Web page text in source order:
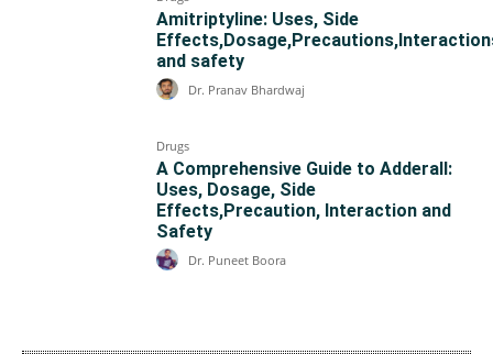
Amitriptyline: Uses, Side
and safety
Dr. Pranav Bhardwaj
Drugs
A Comprehensive Guide to Adderall:
Uses, Dosage, Side
Effects,Precaution, Interaction and
Safety
Dr. Puneet Boora